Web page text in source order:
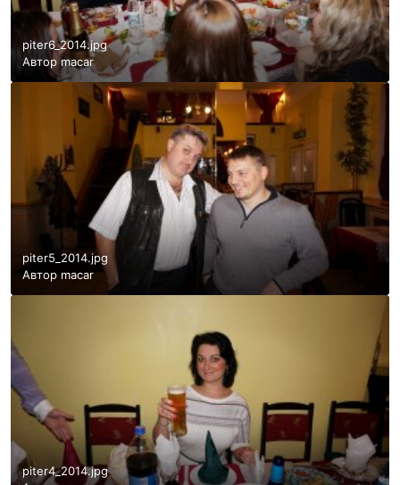
piter6_2014.jpg
Авторmacar
piter5_2014.jpg
Автор macar
piter4_2014.jpg